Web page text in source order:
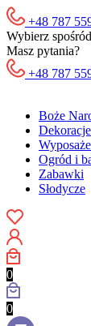
+48 787
Wybierz
Masz pytania?
+48 787
Boże
Dekoracje
Ogród i
Zabawki
Słodycze
0
0